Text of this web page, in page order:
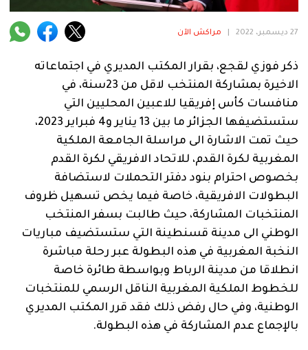
27 ديسمبر، 2022 مراكش الآن
ذكر فوزي لقجع، بقرار المكتب المديري في اجتماعاته
الاخيرة بمشاركة المنتخب لاقل من 23سنة، في
منافسات كأس إفريقيا للاعبين المحليين التي
ستستضيفها الجزائر ما بين 13 يناير و4 فبراير 2023،
حيث تمت الاشارة الى مراسلة الجامعة الملكية
المغربية لكرة القدم، للاتحاد الافريقي لكرة القدم
بخصوص احترام بنود دفتر التحملات لاستضافة
البطولات الافريقية، خاصة فيما يخص تسهيل ظروف
المنتخبات المشاركة، حيث طالبت بسفر المنتخب
الوطني الى مدينة قسنطينة التي ستستضيف مباريات
النخبة المغربية في هذه البطولة عبر رحلة مباشرة
انطلاقا من مدينة الرباط وبواسطة طائرة خاصة
للخطوط الملكية المغربية الناقل الرسمي للمنتخبات
الوطنية، وفي حال رفض ذلك فقد قرر المكتب المديري
بالإجماع عدم المشاركة في هذه البطولة.